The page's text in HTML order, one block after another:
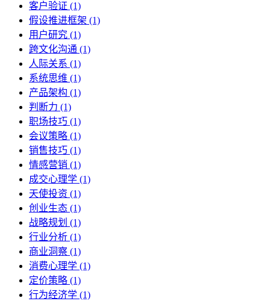
客户验证 (1)
假设推进框架 (1)
用户研究 (1)
跨文化沟通 (1)
人际关系 (1)
系统思维 (1)
产品架构 (1)
判断力 (1)
职场技巧 (1)
会议策略 (1)
销售技巧 (1)
情感营销 (1)
成交心理学 (1)
天使投资 (1)
创业生态 (1)
战略规划 (1)
行业分析 (1)
商业洞察 (1)
消费心理学 (1)
定价策略 (1)
行为经济学 (1)